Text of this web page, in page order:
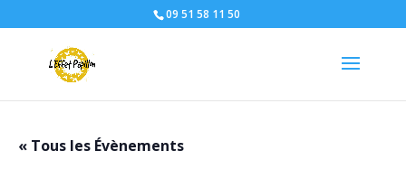
09 51 58 11 50
« Tous les Évènements